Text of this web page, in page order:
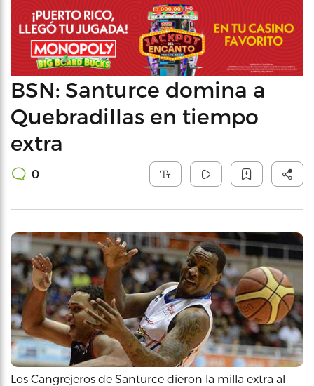
BSN: Santurce domina a
Quebradillas en tiempo
extra
0
Los Cangrejeros de Santurce dieron la milla extra al